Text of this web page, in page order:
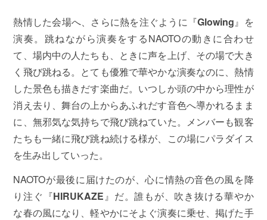
熱情した会場へ、さらに熱を注ぐように『Glowing』を
演奏。跳ねながら演奏をするNAOTOの動きに合わせ
て、場内中の人たちも、ときに声を上げ、その場で大き
く飛び跳ねる。とても優雅で華やかな演奏なのに、熱情
した景色も描きだす楽曲だ。いつしか頭の中から理性が
消え去り、舞台の上からあふれだす音色へ導かれるまま
に、無邪気な気持ちで飛び跳ねていた。メンバーも観客
たちも一緒に飛び跳ね続ける様が、この場にパラダイス
を生み出していった。
NAOTOが最後に届けたのが、心に情熱の音色の風を降
り注ぐ『HIRUKAZE』だ。誰もが、吹き抜ける華やか
な春の風になり、軽やかにそよぐ演奏に乗せ、掲げた手